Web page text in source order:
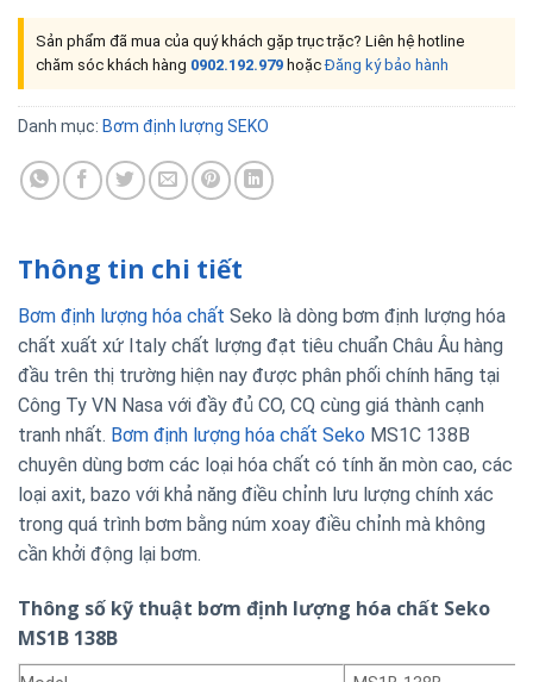
Sản phẩm đã mua của quý khách gặp trục trặc? Liên hệ hotline
chăm sóc khách hàng 0902.192.979 hoặcĐăng ký bảo hành
Danh mục: Bơm định lượng SEKO
Thông tin chi tiết
Bơm định lượng hóa chất Seko là dòng bơm định lượng hóa
chất xuất xứ Italy chất lượng đạt tiêu chuẩn Châu Âu hàng
đầu trên thị trường hiện nay được phân phối chính hãng tại
Công Ty VN Nasa với đầy đủ CO, CQ cùng giá thành cạnh
tranh nhất. Bơm định lượng hóa chất Seko MS1C 138B
chuyên dùng bơm các loại hóa chất có tính ăn mòn cao, các
loại axit, bazo với khả năng điều chỉnh lưu lượng chính xác
trong quá trình bơm bằng núm xoay điều chỉnh mà không
cần khởi động lại bơm.
Thông số kỹ thuật bơm định lượng hóa chất Seko
MS1B 138B